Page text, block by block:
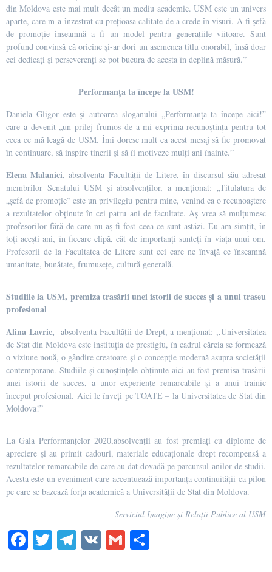
din Moldova este mai mult decât un mediu academic. USM este un univers
aparte, care m-a înzestrat cu prețioasa calitate de a crede în visuri. A fi șefă
de promoție înseamnă a fi un model pentru generațiile viitoare. Sunt
profund convinsă că oricine și-ar dori un asemenea titlu onorabil, însă doar
cei dedicați și perseverenți se pot bucura de acesta în deplină măsură.”
Performanța ta începe la USM!
Daniela Gligor este și autoarea sloganului „Performanța ta începe aici!”
care a devenit „un prilej frumos de a-mi exprima recunoștința pentru tot
ceea ce mă leagă de USM. Îmi doresc mult ca acest mesaj să fie promovat
în continuare, să inspire tinerii și să îi motiveze mulți ani înainte.”
Elena Malanici, absolventa Facultății de Litere, în discursul său adresat
membrilor Senatului USM și absolvenților, a menționat: „Titulatura de
„șefă de promoție” este un privilegiu pentru mine, venind ca o recunoaștere
a rezultatelor obținute în cei patru ani de facultate. Aș vrea să mulțumesc
profesorilor fără de care nu aș fi fost ceea ce sunt astăzi. Eu am simțit, în
toți acești ani, în fiecare clipă, cât de importanți sunteți în viața unui om.
Profesorii de la Facultatea de Litere sunt cei care ne învață ce înseamnă
umanitate, bunătate, frumusețe, cultură generală.
Studiile la USM, premiza trasării unei istorii de succes și a unui traseu
profesional
Alina Lavric, absolventa Facultății de Drept, a menționat: ,,Universitatea
de Stat din Moldova este instituţia de prestigiu, în cadrul căreia se formează
o viziune nouă, o gândire creatoare şi o concepţie modernă asupra societăţii
contemporane. Studiile și cunoștințele obținute aici au fost premisa trasării
unei istorii de succes, a unor experiențe remarcabile și a unui trainic
început profesional. Aici le înveți pe TOATE – la Universitatea de Stat din
Moldova!”
La Gala Performanțelor 2020,absolvenții au fost premiați cu diplome de
apreciere și au primit cadouri, materiale educaționale drept recompensă a
rezultatelor remarcabile de care au dat dovadă pe parcursul anilor de studii.
Acesta este un eveniment care accentuează importanța continuității ca pilon
pe care se bazează forța academică a Universității de Stat din Moldova.
Serviciul Imagine și Relații Publice al USM
Fa T Te V G